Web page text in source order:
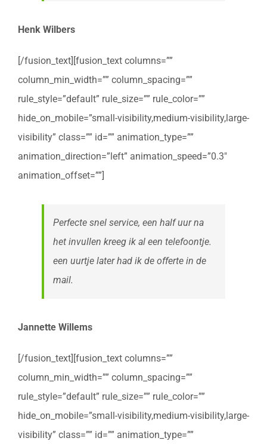
Henk Wilbers
[/fusion_text][fusion_text columns=””
column_min_width=”” column_spacing=””
rule_style=”default” rule_size=”” rule_color=””
hide_on_mobile=”small-visibility,medium-visibility,large-
visibility” class=”” id=”” animation_type=””
animation_direction=”left” animation_speed=”0.3″
animation_offset=””]
Perfecte snel service, een half uur na
het invullen kreeg ik al een telefoontje.
een uurtje later had ik de offerte in de
mail.
Jannette Willems
[/fusion_text][fusion_text columns=””
column_min_width=”” column_spacing=””
rule_style=”default” rule_size=”” rule_color=””
hide_on_mobile=”small-visibility,medium-visibility,large-
visibility” class=”” id=”” animation_type=””